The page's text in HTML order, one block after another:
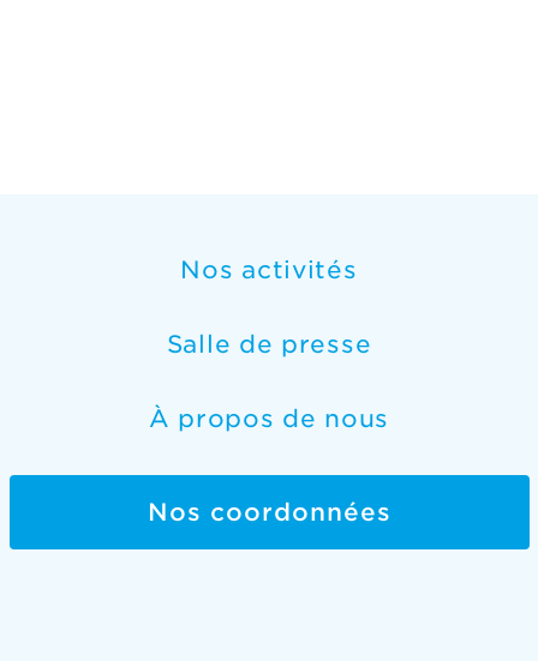
Nos activités
Salle de presse
À propos de nous
Nos coordonnées